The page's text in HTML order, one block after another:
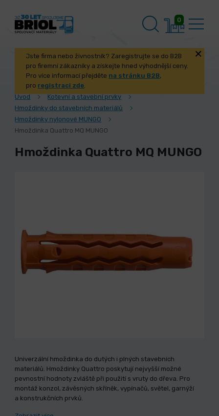
0
Jste firma nebo živnostník? Zaregistrujte se do B2B
pro firemní zákazníky a získejte hned výhodnější ceny.
Pro více informací přejděte na stránku B2B,
pro registraci zde.
Úvod
Kotevní a stavební prvky
Hmoždinky do stavebních materiálů
Hmoždinky nylonové MUNGO
Hmoždinka Quattro MQ MUNGO
Hmoždinka Quattro MQ MUNGO
Univerzální hmoždinka do dutých i plných stavebních
materiálů. Hmoždinky Quattro poskytují nejvyšší možné
pevnostní hodnoty zvláště při použití s vruty do dřeva. Pro
montáž konzol, závěsných skříněk, vypínačů, světel, garnýží
a konstrukčních prvků.